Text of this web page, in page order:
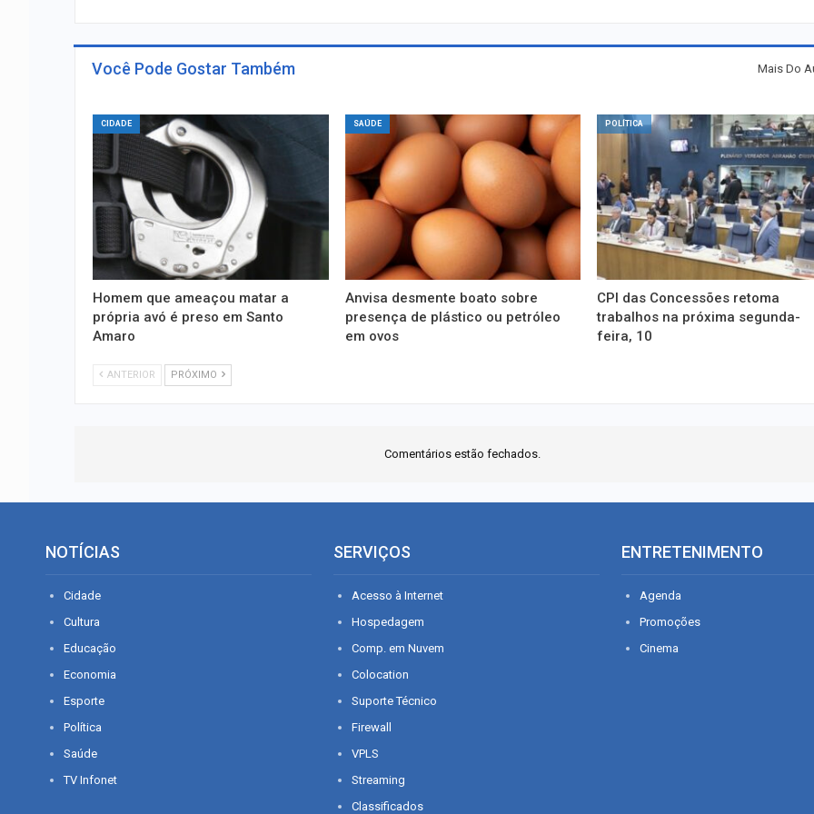
Você Pode Gostar Também Mais Do
CIDADE
Homem que ameaçou matar a
própria avó é preso em Santo
Amaro
SAÚDE
Anvisa desmente boato sobre
presença de plástico ou petróleo
em ovos
POLÍTICA
CPI das Concessões retoma
trabalhos na próxima segunda-
feira, 10
ANTERIOR PRÓXIMO
Comentários estão fechados.
NOTÍCIAS
Cidade
Cultura
Educação
Economia
Esporte
Política
Saúde
TV Infonet
SERVIÇOS
Acesso à Internet
Hospedagem
Comp. em Nuvem
Colocation
Suporte Técnico
Firewall
VPLS
Streaming
Classificados
ENTRETENIMENTO
Agenda
Promoções
Cinema